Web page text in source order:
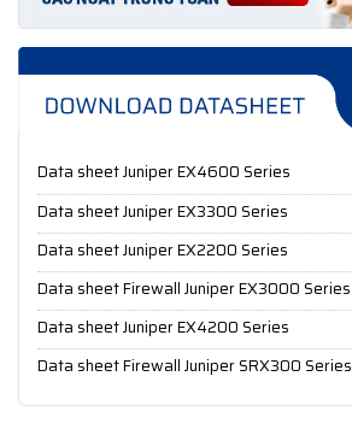
Data sheet Juniper EX4600 Series
Data sheet Juniper EX3300 Series
Data sheet Juniper EX2200 Series
Data sheet Firewall Juniper EX3000 Series
Data sheet Juniper EX4200 Series
Data sheet Firewall Juniper SRX300 Series